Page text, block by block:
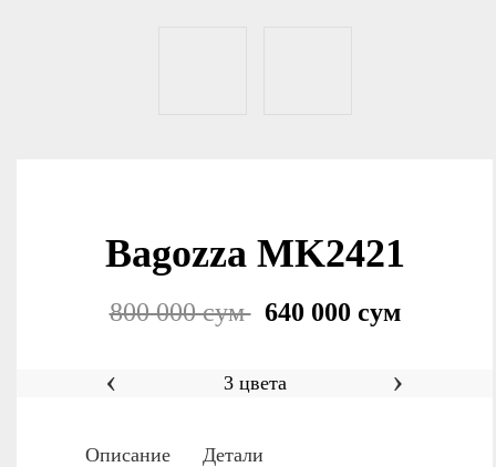
Bagozza MK2421
800 000 сум 640 000 сум
3 цвета
Зеленый
‹ ›
Описание Детали